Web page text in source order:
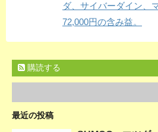
ダ、サイバーダイン、
72,000円の含み益。
購読する
最近の投稿